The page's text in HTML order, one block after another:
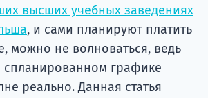
высших учебных заведениях
, и сами планируют платить
можно не волноваться, ведь
графике
реально. Данная статья